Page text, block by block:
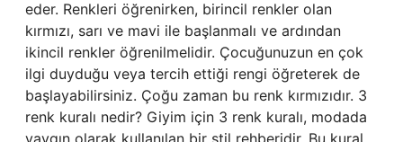
eder. Renkleri öğrenirken, birincil renkler olan
kırmızı, sarı ve mavi ile başlanmalı ve ardından
ikincil renkler öğrenilmelidir. Çocuğunuzun en çok
ilgi duyduğu veya tercih ettiği rengi öğreterek de
başlayabilirsiniz. Çoğu zaman bu renk kırmızıdır. 3
renk kuralı nedir? Giyim için 3 renk kuralı, modada
yaygın olarak kullanılan bir stil rehberidir. Bu kural,